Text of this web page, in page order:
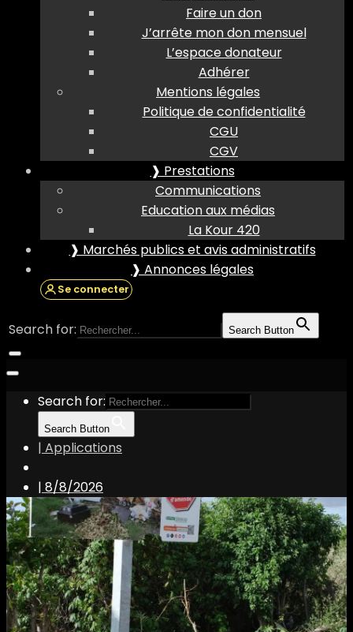
Faire un don
J’arrête mon don mensuel
L’espace donateur
Adhérer
Mentions légales
Politique de confidentialité
CGU
CGV
❱ Prestations
Communications
Education aux médias
La Kour 420
❱ Marchés publics et avis administratifs
❱ Annonces légales
Se connecter
Search for: Search Button
Search for:
Search Button
| Applications
| 8/8/2026